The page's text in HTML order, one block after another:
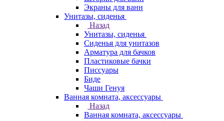
Экраны для ванн
Унитазы, сиденья
Назад
Унитазы, сиденья
Сиденья для унитазов
Арматура для бачков
Пластиковые бачки
Писсуары
Биде
Чаши Генуя
Ванная комната, аксессуары
Назад
Ванная комната, аксессуары